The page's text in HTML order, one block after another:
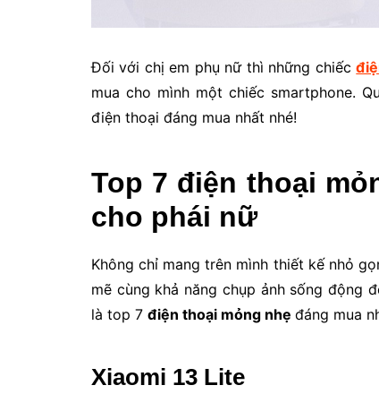
Đối với chị em phụ nữ thì những chiếc
mua cho mình một chiếc smartphone.
điện thoại đáng mua nhất nhé!
Top 7 điện thoại
cho phái nữ
Không chỉ mang trên mình thiết kế nhỏ
mẽ cùng khả năng chụp ảnh sống động
là top 7 điện thoại mỏng nhẹ đáng mua
Xiaomi 13 Lite